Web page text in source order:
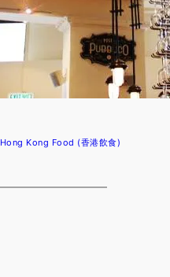
Hong Kong Food (香港飲食)